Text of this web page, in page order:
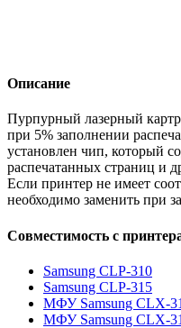
Описание
Пурпурный лазерный
при 5% заполнении
установлен чип, который
распечатанных страниц и
Если принтер не имеет
необходимо заменить при
Совместимость с
Samsung CLP-310
Samsung CLP-315
МФУ Samsung CLX-
МФУ Samsung CLX-